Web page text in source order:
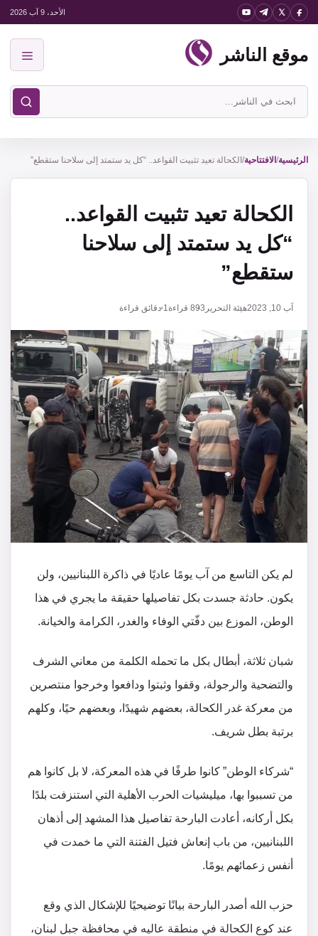
انتقل
المحتوى
الأحد، 9 آب 2026
موقع الناشر
ابحث
في
الناشر
الرئيسية/ الافتتاحية/ الكحالة تعيد تثبيت القواعد.. “كل يد ستمتد إلى سلاحنا ستقطع”
الكحالة تعيد تثبيت القواعد..
“كل يد ستمتد إلى سلاحنا
ستقطع”
آب 10, 2023 هيئة التحرير 893 قراءة1 دقائق قراءة
لم يكن التاسع من آب يومًا عاديًا في ذاكرة اللبنانيين، ولن
يكون. حادثة جسدت بكل تفاصيلها حقيقة ما يجري في هذا
الوطن، الموزع بين دفّتي الوفاء والغدر، الكرامة والخيانة.
شبان ثلاثة، أبطال بكل ما تحمله الكلمة من معاني الشرف
والتضحية والرجولة، وقفوا وثبتوا ودافعوا وخرجوا منتصرين
من معركة غدر الكحالة، بعضهم شهيدًا، وبعضهم حيًا، وكلهم
برتبة بطل شريف.
“شركاء الوطن” كانوا طرفًا في هذه المعركة، لا بل كانوا هم
من تسببوا بها، ميليشيات الحرب الأهلية التي استنزفت بلدًا
بكل أركانه، أعادت البارحة تفاصيل هذا المشهد إلى أذهان
اللبنانيين، من باب إنعاش فتيل الفتنة التي ما خمدت في
أنفس زعمائهم يومًا.
حزب الله أصدر البارحة بيانًا توضيحيًا للإشكال الذي وقع
عند كوع الكحالة في منطقة عاليه في محافظة جبل لبنان،